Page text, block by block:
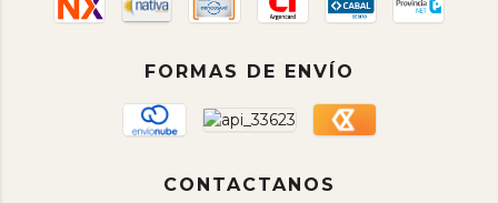
FORMAS DE ENVÍO
CONTACTANOS